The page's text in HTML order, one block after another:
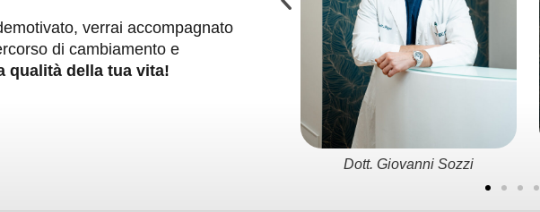
verrai accompagnato
di cambiamento e
qualità della tua vita!
Dott. Giovanni Sozzi